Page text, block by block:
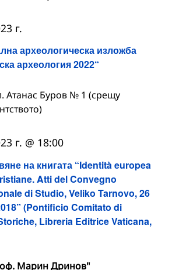
археологическа изложба
археология 2022“
г.
Атанас Буров № 1 (срещу
на книгата “Identità europea
Atti del Convegno
di Studio, Veliko Tarnovo, 26
(Pontificio Comitato di
Libreria Editrice Vaticana,
г. @ 18:00
Марин Дринов"